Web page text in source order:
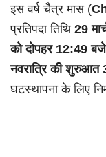
इस वर्ष चैत्र मास (
प्रतिपदा तिथि 29
को दोपहर 12:49
नवरात्रि की शुरुआत
घटस्थापना के लिए